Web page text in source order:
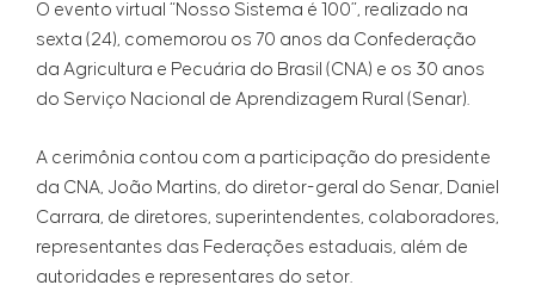
O evento virtual “Nosso Sistema é 100”, realizado na
sexta (24), comemorou os 70 anos da Confederação
da Agricultura e Pecuária do Brasil (CNA) e os 30 anos
do Serviço Nacional de Aprendizagem Rural (Senar).
A cerimônia contou com a participação do presidente
da CNA, João Martins, do diretor-geral do Senar, Daniel
Carrara, de diretores, superintendentes, colaboradores,
representantes das Federações estaduais, além de
autoridades e representares do setor.